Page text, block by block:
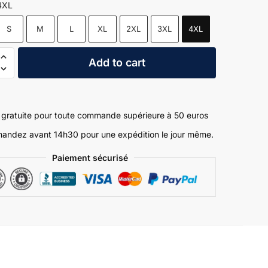
S M L XL 2XL 3XL 4XL
Add to cart
gratuite pour toute commande supérieure à 50 euros
avant 14h30 pour une expédition le jour même.
Paiement sécurisé